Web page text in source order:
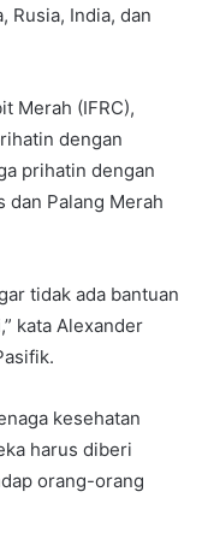
Rusia, India, dan
Merah (IFRC),
dengan
prihatin dengan
dan Palang Merah
tidak ada bantuan
kata Alexander
kesehatan
harus diberi
orang-orang